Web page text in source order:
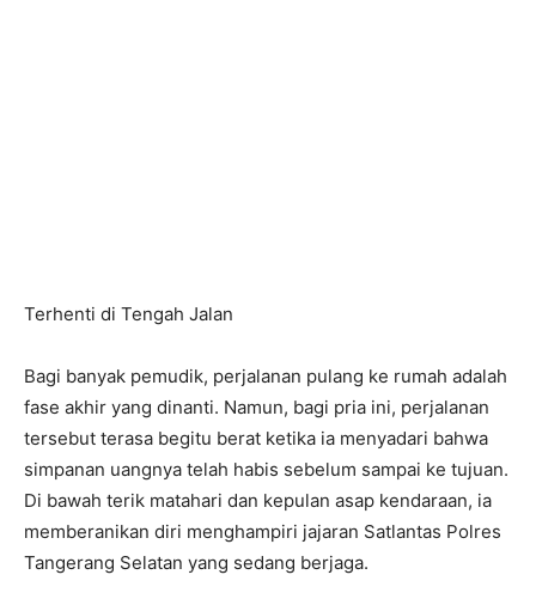
Terhenti di Tengah Jalan
Bagi banyak pemudik, perjalanan pulang ke rumah adalah
fase akhir yang dinanti. Namun, bagi pria ini, perjalanan
tersebut terasa begitu berat ketika ia menyadari bahwa
simpanan uangnya telah habis sebelum sampai ke tujuan.
Di bawah terik matahari dan kepulan asap kendaraan, ia
memberanikan diri menghampiri jajaran Satlantas Polres
Tangerang Selatan yang sedang berjaga.